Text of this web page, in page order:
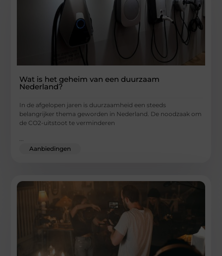
Wat is het geheim van een duurzaam
Nederland?
In de afgelopen jaren is duurzaamheid een steeds
belangrijker thema geworden in Nederland. De noodzaak om
de CO2-uitstoot te verminderen
...
Aanbiedingen